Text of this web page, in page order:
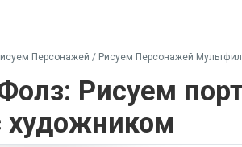
Персонажей / Рисуем Персонажей
Рисуем
художником